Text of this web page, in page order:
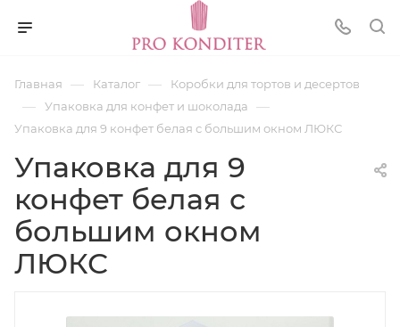
Главная — Каталог — Коробки для тортов и десертов
— Упаковка для конфет и шоколада —
Упаковка для 9 конфет белая с большим окном ЛЮКС
Упаковка для 9
конфет белая с
большим окном
ЛЮКС